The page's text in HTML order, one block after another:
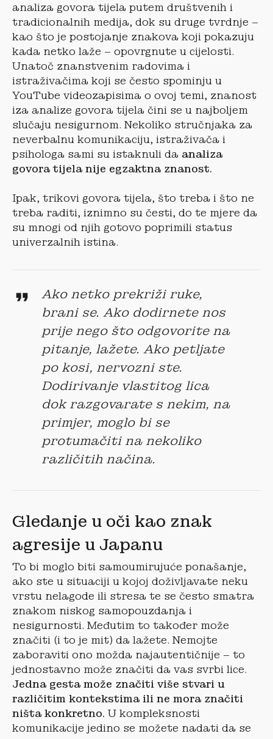
analiza govora tijela putem društvenih i
tradicionalnih medija, dok su druge tvrdnje –
kao što je postojanje znakova koji pokazuju
kada netko laže – opovrgnute u cijelosti.
Unatoč znanstvenim radovima i
istraživačima koji se često spominju u
YouTube videozapisima o ovoj temi, znanost
iza analize govora tijela čini se u najboljem
slučaju nesigurnom. Nekoliko stručnjaka za
neverbalnu komunikaciju, istraživača i
psihologa sami su istaknuli da analiza
govora tijela nije egzaktna znanost.
Ipak, trikovi govora tijela, što treba i što ne
treba raditi, iznimno su česti, do te mjere da
su mnogi od njih gotovo poprimili status
univerzalnih istina.
Ako netko prekriži ruke,
brani se. Ako dodirnete nos
prije nego što odgovorite na
pitanje, lažete. Ako petljate
po kosi, nervozni ste.
Dodirivanje vlastitog lica
dok razgovarate s nekim, na
primjer, moglo bi se
protumačiti na nekoliko
različitih načina.
Gledanje u oči kao znak
agresije u Japanu
To bi moglo biti samoumirujuće ponašanje,
ako ste u situaciji u kojoj doživljavate neku
vrstu nelagode ili stresa te se često smatra
znakom niskog samopouzdanja i
nesigurnosti. Međutim to također može
značiti (i to je mit) da lažete. Nemojte
zaboraviti ono možda najautentičnije – to
jednostavno može značiti da vas svrbi lice.
Jedna gesta može značiti više stvari u
različitim kontekstima ili ne mora značiti
ništa konkretno. U kompleksnosti
komunikacije jedino se možete nadati da se